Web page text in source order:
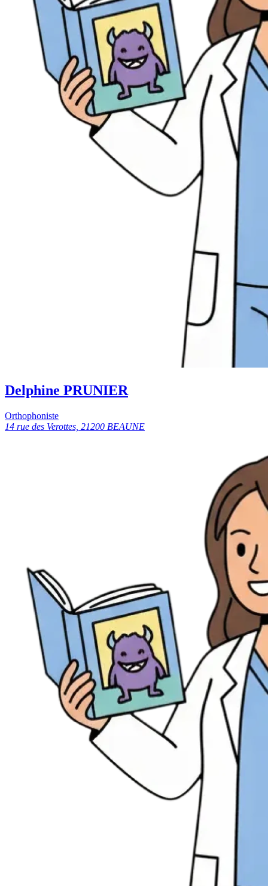
Delphine PRUNIER
Orthophoniste
14 rue des Verottes, 21200 BEAUNE